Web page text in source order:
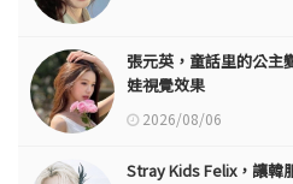
張元英，童話里的公
娃視覺效果
2026/08/06
Stray Kids Felix，讓